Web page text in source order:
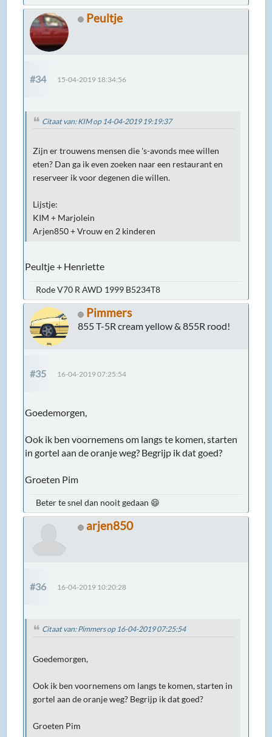
Peultje
#34 15-04-2019 18:34:56
Citaat van: KIM op 14-04-2019 19:19:37
Zijn er trouwens mensen die 's-avonds mee willen
eten? Dan ga ik even zoeken naar een restaurant en
reserveer ik voor degenen die willen.
Lijstje:
KIM + Marjolein
Arjen850 + Vrouw en 2 kinderen
Peultje + Henriette
Rode V70 R AWD 1999 B5234T8
Pimmers
855 T-5R cream yellow & 855R rood!
#35 16-04-2019 07:25:54
Goedemorgen,
Ook ik ben voornemens om langs te komen, starten
in gortel aan de oranje weg? Begrijp ik dat goed?
Groeten Pim
Beter te snel dan nooit gedaan 😄
arjen850
#36 16-04-2019 10:20:28
Citaat van: Pimmers op 16-04-2019 07:25:54
Goedemorgen,
Ook ik ben voornemens om langs te komen, starten in
gortel aan de oranje weg? Begrijp ik dat goed?
Groeten Pim